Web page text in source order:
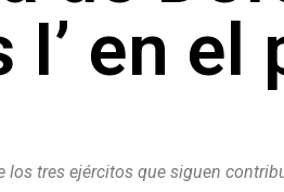
I’ en el
tres ejércitos que siguen